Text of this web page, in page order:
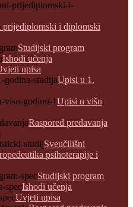
prijediplomski i diplomski
Studijski program
Ishodi učenja
upisa
Upisi u 1.
Upisi u višu
Raspored predavanja
Sveučilišni
psihoterapije i
Studijski program
Ishodi učenja
Uvjeti upisa